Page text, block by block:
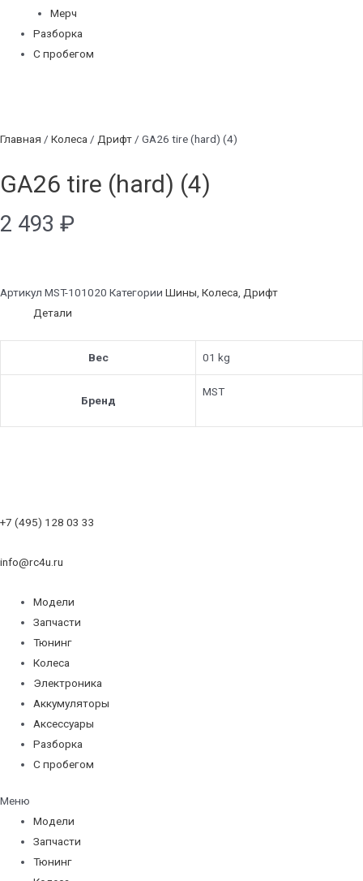
Мерч
Разборка
С пробегом
Главная / Колеса / Дрифт / GA26 tire (hard) (4)
GA26 tire (hard) (4)
2 493 ₽
Артикул MST-101020 Категории Шины, Колеса, Дрифт
Детали
Вес 01 kg
Бренд
MST
+7 (495) 128 03 33
info@rc4u.ru
Модели
Запчасти
Тюнинг
Колеса
Электроника
Аккумуляторы
Аксессуары
Разборка
С пробегом
Меню
Модели
Запчасти
Тюнинг